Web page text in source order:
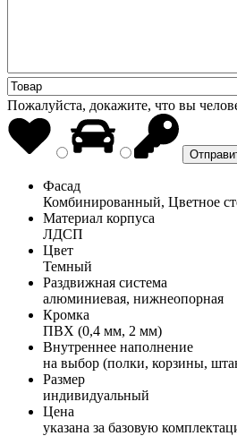
Пожалуйста, докажите, что вы
Фасад
Комбинированный, Цветное
Материал корпуса
ЛДСП
Цвет
Темный
Раздвижная система
алюминиевая, нижнеопорная
Кромка
ПВХ (0,4 мм, 2 мм)
Внутреннее наполнение
на выбор (полки, корзины,
Размер
индивидуальный
Цена
указана за базовую